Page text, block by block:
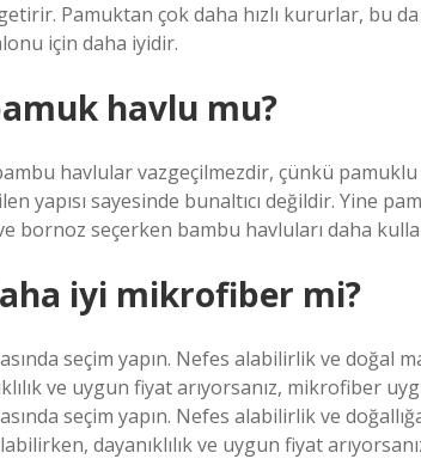
Pamuktan çok daha hızlı kururlar, bu
için daha iyidir.
havlu mu?
havlular vazgeçilmezdir, çünkü
yapısı sayesinde bunaltıcı değildir. Yine
bornoz seçerken bambu havluları daha
iyi mikrofiber mi?
seçim yapın. Nefes alabilirlik ve doğal
ve uygun fiyat arıyorsanız, mikrofiber
seçim yapın. Nefes alabilirlik ve
dayanıklılık ve uygun fiyat